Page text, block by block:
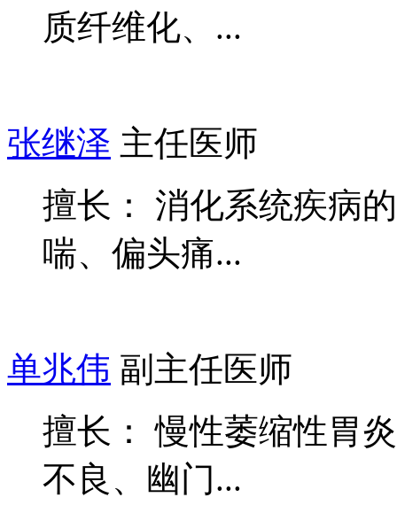
质纤维化、...
张继泽 主任医师
擅长： 消化系统疾病
喘、偏头痛...
单兆伟 副主任医师
擅长： 慢性萎缩性胃
不良、幽门...